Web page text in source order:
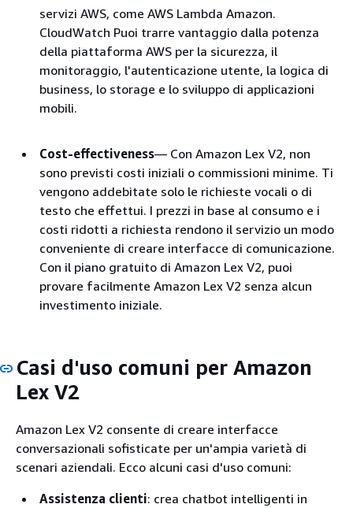
servizi AWS, come AWS Lambda Amazon.
CloudWatch Puoi trarre vantaggio dalla potenza
della piattaforma AWS per la sicurezza, il
monitoraggio, l'autenticazione utente, la logica di
business, lo storage e lo sviluppo di applicazioni
mobili.
Cost-effectiveness— Con Amazon Lex V2, non
sono previsti costi iniziali o commissioni minime. Ti
vengono addebitate solo le richieste vocali o di
testo che effettui. I prezzi in base al consumo e i
costi ridotti a richiesta rendono il servizio un modo
conveniente di creare interfacce di comunicazione.
Con il piano gratuito di Amazon Lex V2, puoi
provare facilmente Amazon Lex V2 senza alcun
investimento iniziale.
Casi d'uso comuni per Amazon
Lex V2
Amazon Lex V2 consente di creare interfacce
conversazionali sofisticate per un'ampia varietà di
scenari aziendali. Ecco alcuni casi d'uso comuni:
Assistenza clienti: crea chatbot intelligenti in